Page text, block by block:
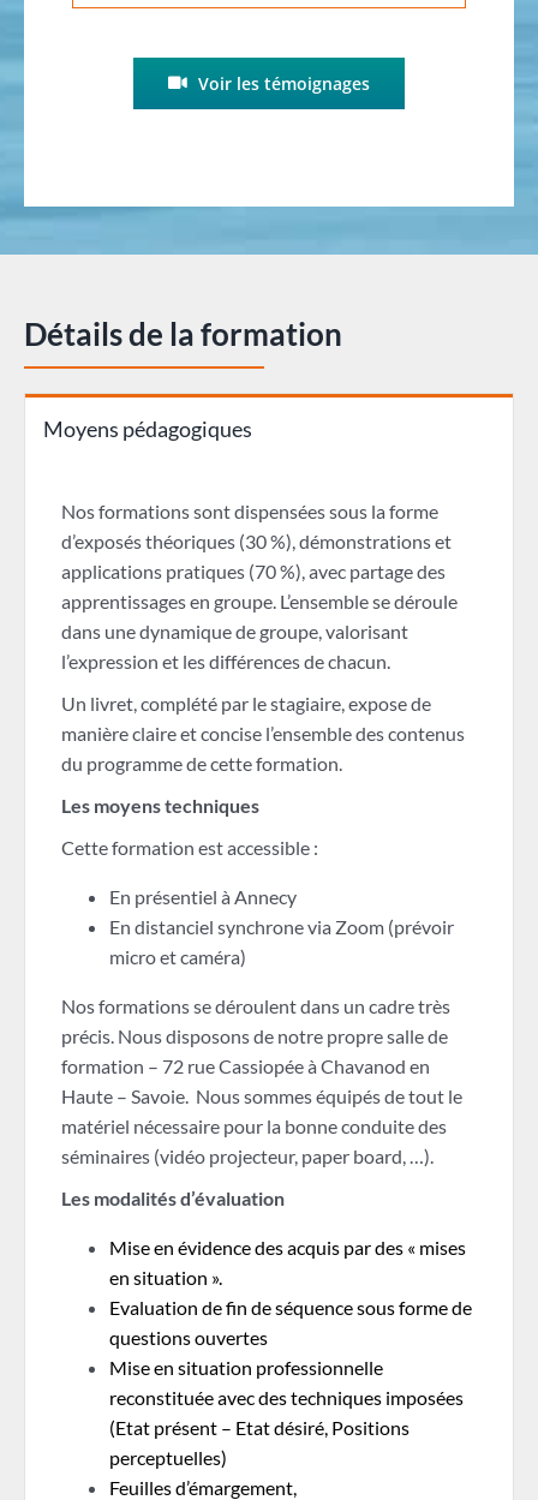
Voir les témoignages
Détails de la formation
Moyens pédagogiques
Nos formations sont dispensées sous la forme
d’exposés théoriques (30 %), démonstrations et
applications pratiques (70 %), avec partage des
apprentissages en groupe. L’ensemble se déroule
dans une dynamique de groupe, valorisant
l’expression et les différences de chacun.
Un livret, complété par le stagiaire, expose de
manière claire et concise l’ensemble des contenus
du programme de cette formation.
Les moyens techniques
Cette formation est accessible :
En présentiel à Annecy
En distanciel synchrone via Zoom (prévoir
micro et caméra)
Nos formations se déroulent dans un cadre très
précis. Nous disposons de notre propre salle de
formation – 72 rue Cassiopée à Chavanod en
Haute – Savoie. Nous sommes équipés de tout le
matériel nécessaire pour la bonne conduite des
séminaires (vidéo projecteur, paper board, …).
Les modalités d’évaluation
Mise en évidence des acquis par des « mises
en situation ».
Evaluation de fin de séquence sous forme de
questions ouvertes
Mise en situation professionnelle
reconstituée avec des techniques imposées
(Etat présent – Etat désiré, Positions
perceptuelles)
Feuilles d’émargement,